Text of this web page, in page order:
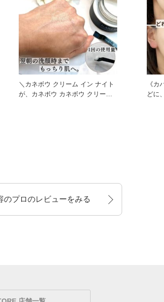
＼カネボウ クリーム イン ナイト
が、カネボウ カネボウ クリーム
《カ
どに
のプロのレビューをみる